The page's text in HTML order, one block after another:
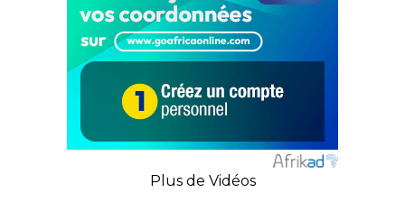
Plus de Vidéos